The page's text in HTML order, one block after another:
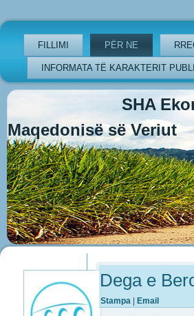
FILLIMI PËR NE
INFORMATA TË KARAKTERIT
SHA
Maqedonisë së Veriut
Dega e
Stampa Email